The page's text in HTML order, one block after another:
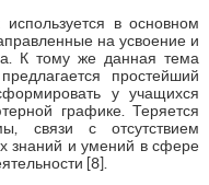
в основном
на усвоение и
К тому же данная тема
простейший
у учащихся
графике. Теряется
связи с отсутствием
знаний и умений в сфере
[8].